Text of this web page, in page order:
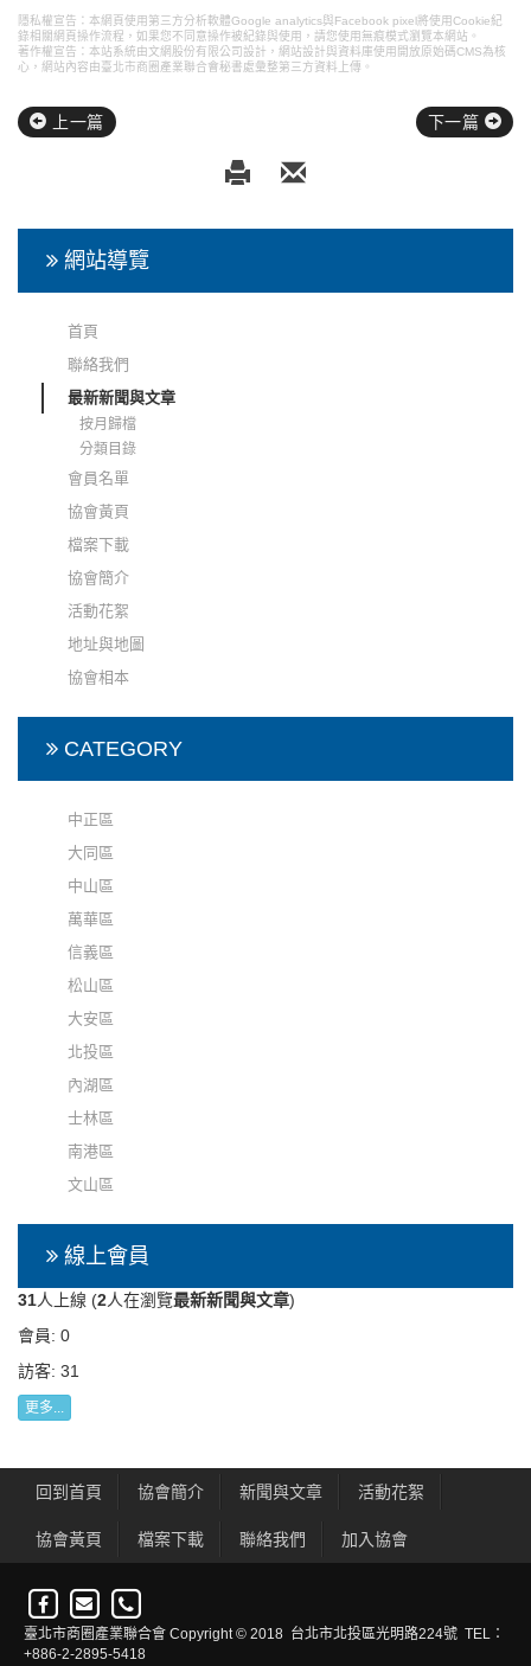
隱私權宣告：本網頁使用第三方分析軟體Google analytics與Facebook pixel將使用Cookie紀
錄相關網頁操作流程，如果您不同意操作被紀錄與使用，請您使用無痕模式瀏覽本網站。
著作權宣告：本站系統由文網股份有限公司設計， 網站設計與資料庫使用開放原始碼CMS為核
心，網站內容由臺北市商圈產業聯合會秘書處彙整第三方資料上傳。
上一篇 下一篇
網站導覽
首頁
聯絡我們
最新新聞與文章
按月歸檔
分類目錄
會員名單
協會黃頁
檔案下載
協會簡介
活動花絮
地址與地圖
協會相本
CATEGORY
中正區
大同區
中山區
萬華區
信義區
松山區
大安區
北投區
內湖區
士林區
南港區
文山區
線上會員
31人上線 (2人在瀏覽最新新聞與文章)
會員: 0
訪客: 31
更多...
回到首頁 協會簡介 新聞與文章 活動花絮
協會黃頁 檔案下載 聯絡我們 加入協會
臺北市商圈產業聯合會 Copyright © 2018 台北市北投區光明路224號 TEL：
+886-2-2895-5418